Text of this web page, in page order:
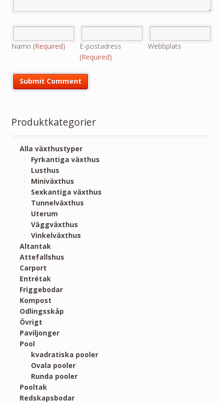
Namn (Required)
E-postadress
(Required)
Webbplats
Produktkategorier
Alla växthustyper
Fyrkantiga växthus
Lusthus
Miniväxthus
Sexkantiga växthus
Tunnelväxthus
Uterum
Väggväxthus
Vinkelväxthus
Altantak
Attefallshus
Carport
Entrétak
Friggebodar
Kompost
Odlingsskåp
Övrigt
Paviljonger
Pool
kvadratiska pooler
Ovala pooler
Runda pooler
Pooltak
Redskapsbodar